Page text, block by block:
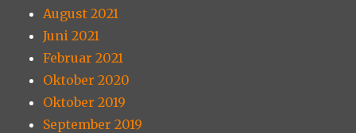
August 2021
Juni 2021
Februar 2021
Oktober 2020
Oktober 2019
September 2019